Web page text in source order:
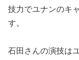
技力でユナンのキ
す。
石田さんの演技は